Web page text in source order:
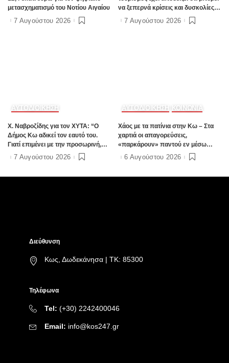
μετασχηματισμό του Νοτίου Αιγαίου
7 Αυγούστου 2026
να ξεπερνά κρίσεις και δυσκολίες»
Πηγή:www.dimokratiki.gr
7 Αυγούστου 2026
ΑΥΤΟΔΙΟΙΚΗΣΗ
Χ. Ναβροζίδης για τον ΧΥΤΑ: “Ο
Δήμος Κω αδικεί τον εαυτό του.
Γιατί επιμένει με την προσωρινή,
ενώ η οριστική λύση έχει ήδη
δρομολογηθεί;”
7 Αυγούστου 2026
ΑΥΤΟΔΙΟΙΚΗΣΗ ΚΟΙΝΩΝΙΑ
Χάος με τα πατίνια στην Κω – Στα
χαρτιά οι απαγορεύσεις,
«παρκάρουν» παντού εν μέσω
καλοκαιρινής σεζόν
6 Αυγούστου 2026
Διεύθυνση
Κως, Δωδεκάνησα | ΤΚ: 85300
Τηλέφωνα
Tel: (+30) 2242400046
Email: info@kos247.gr